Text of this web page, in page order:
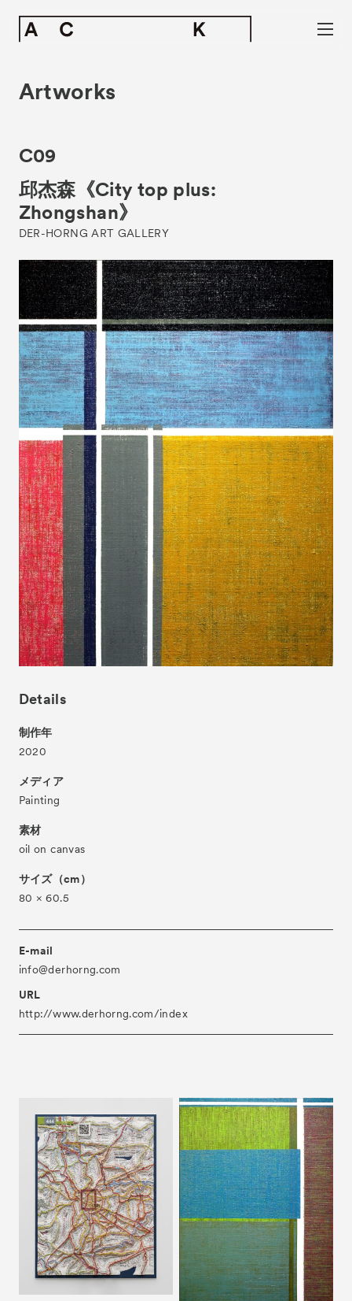
News お知らせ
Exhibitors 出展ギャラリー一覧
- Gallery Collaborations
- Kyoto Meetings
Artworks 作品一覧
ACK Curates
- Satellite Program “Flowers of Time”
- Public Program
Talks トークイベント
For Kids キッズプログラム
Special Programs スペシャルプログラム
Associated Programs
Partners
Contact
Archive
Artworks
C09
邱杰森《City top plus:
Zhongshan》
DER-HORNG ART GALLERY
Details
制作年
2020
メディア
Painting
素材
oil on canvas
サイズ（cm）
80 × 60.5
E-mail
info@derhorng.com
URL
http://www.derhorng.com/index